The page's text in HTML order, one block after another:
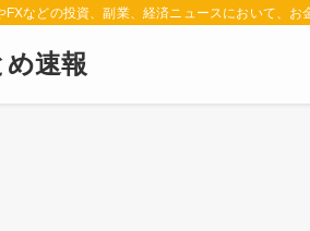
などの投資、副業、経済ニュースにおいて、
速報